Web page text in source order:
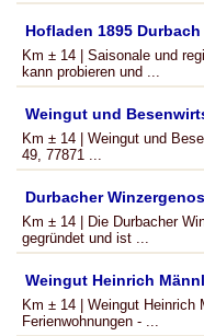
Hofladen 1895 Durbach
Km ± 14 | Saisonale und
kann probieren und ...
Weingut und
Km ± 14 | Weingut und
49, 77871 ...
Durbacher
Km ± 14 | Die Durbacher
gegründet und ist ...
Weingut Heinrich
Km ± 14 | Weingut Heinrich
Ferienwohnungen - ...